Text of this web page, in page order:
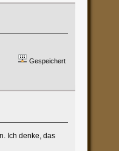
Gespeichert
Ich denke, das